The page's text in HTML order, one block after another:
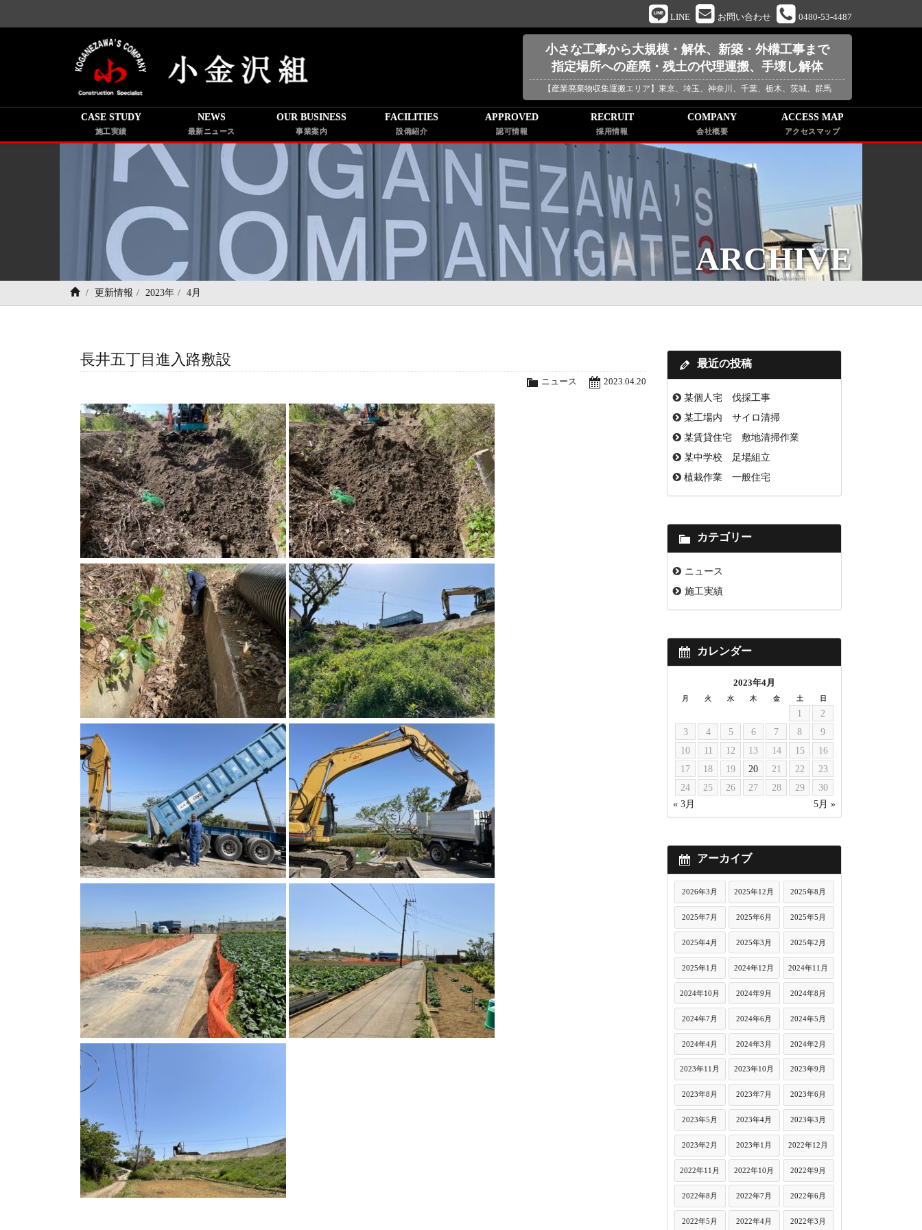
LINE お問い合わせ 0480-53-4487
小さな工事から大規模・解体、新築・外構工事まで
指定場所への産廃・残土の代理運搬、手壊し解体
【産業廃棄物収集運搬エリア】 東京、埼玉、神奈川、千葉、栃木、茨城、群馬
CASE STUDY
施工実績
NEWS
最新ニュース
OUR BUSINESS
事業案内
FACILITIES
設備紹介
APPROVED
認可情報
RECRUIT
採用情報
COMPANY
会社概要
ACCESS MAP
アクセスマップ
ARCHIVE
更新情報 2023年 4月
長井五丁目進入路敷設
2023.04.20
ニュース
最近の投稿
某個人宅 伐採工事
某工場内 サイロ清掃
某賃貸住宅 敷地清掃作業
某中学校 足場組立
植栽作業 一般住宅
カテゴリー
ニュース
施工実績
カレンダー
2023年4月
月 火 水 木 金 土 日
1
2
3
4 5 6 7 8
9
10
11 12 13 14 15
16
17
18 19 20 21 22
23
24
25 26 27 28 29 30
« 3月 5月 »
アーカイブ
2026年3月 2025年12月 2025年8月
2025年7月 2025年6月 2025年5月
2025年4月 2025年3月 2025年2月
2025年1月 2024年12月 2024年11月
2024年10月 2024年9月 2024年8月
2024年7月 2024年6月 2024年5月
2024年4月 2024年3月 2024年2月
2023年11月 2023年10月 2023年9月
2023年8月 2023年7月 2023年6月
2023年5月 2023年4月 2023年3月
2023年2月 2023年1月 2022年12月
2022年11月 2022年10月 2022年9月
2022年8月 2022年7月 2022年6月
2022年5月 2022年4月 2022年3月